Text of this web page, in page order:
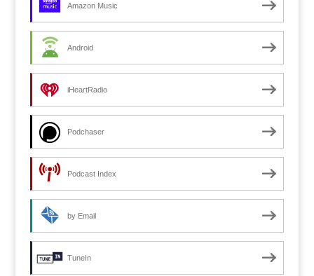
Amazon Music
Android
iHeartRadio
Podchaser
Podcast Index
by Email
TuneIn